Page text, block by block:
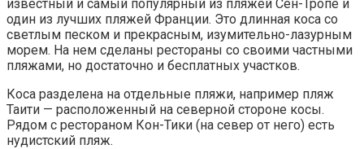
известный и самый популярный из пляжей Сен-Тропе и
один из лучших пляжей Франции. Это длинная коса со
светлым песком и прекрасным, изумительно-лазурным
морем. На нем сделаны рестораны со своими частными
пляжами, но достаточно и бесплатных участков.
Коса разделена на отдельные пляжи, например пляж
Таити — расположенный на северной стороне косы.
Рядом с рестораном Кон-Тики (на север от него) есть
нудистский пляж.